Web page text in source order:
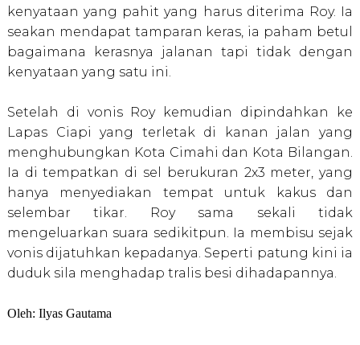
kenyataan yang pahit yang harus diterima Roy. Ia
seakan mendapat tamparan keras, ia paham betul
bagaimana kerasnya jalanan tapi tidak dengan
kenyataan yang satu ini.
Setelah di vonis Roy kemudian dipindahkan ke
Lapas Ciapi yang terletak di kanan jalan yang
menghubungkan Kota Cimahi dan Kota Bilangan.
Ia di tempatkan di sel berukuran 2x3 meter, yang
hanya menyediakan tempat untuk kakus dan
selembar tikar. Roy sama sekali tidak
mengeluarkan suara sedikitpun. Ia membisu sejak
vonis dijatuhkan kepadanya. Seperti patung kini ia
duduk sila menghadap tralis besi dihadapannya.
Oleh: Ilyas Gautama